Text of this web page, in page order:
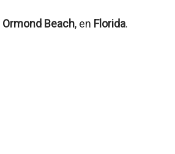
Ormond Beach, en Florida.